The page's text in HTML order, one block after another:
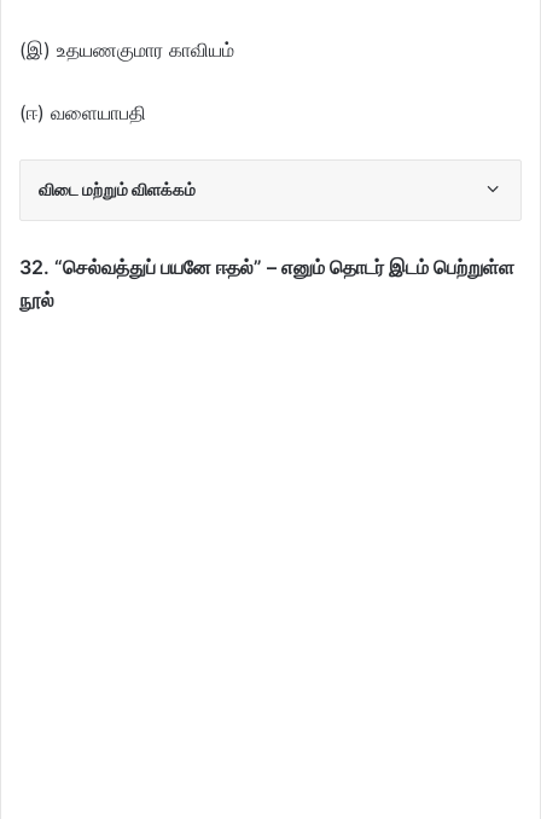
(இ) உதயணகுமார காவியம்
(ஈ) வளையாபதி
விடை மற்றும் விளக்கம்
32. “செல்வத்துப் பயனே ஈதல்” – எனும் தொடர் இடம் பெற்றுள்ள
நூல்